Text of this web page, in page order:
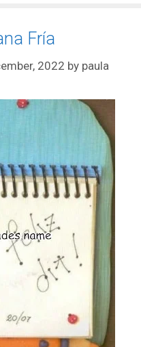
Fría
2022 by paula